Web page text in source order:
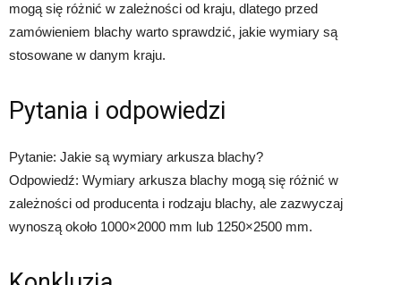
mogą się różnić w zależności od kraju, dlatego przed
zamówieniem blachy warto sprawdzić, jakie wymiary są
stosowane w danym kraju.
Pytania i odpowiedzi
Pytanie: Jakie są wymiary arkusza blachy?
Odpowiedź: Wymiary arkusza blachy mogą się różnić w
zależności od producenta i rodzaju blachy, ale zazwyczaj
wynoszą około 1000×2000 mm lub 1250×2500 mm.